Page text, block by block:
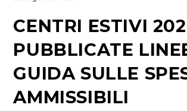
CENTRI ESTIVI
PUBBLICATE
GUIDA SULLE
AMMISSIBILI